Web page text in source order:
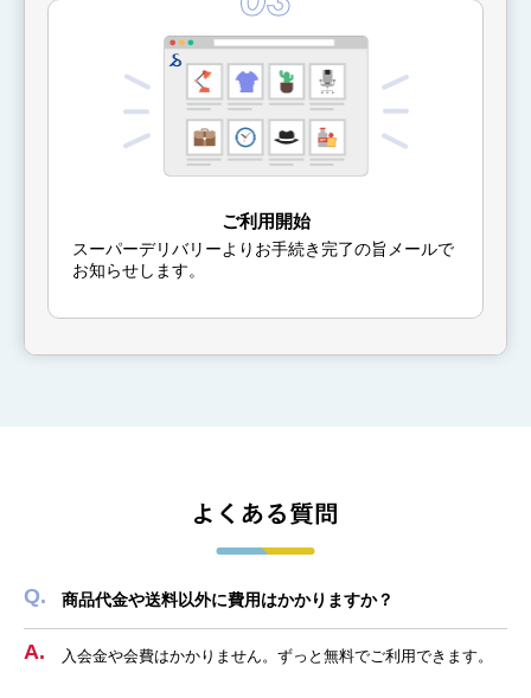
ご利用開始
スーパーデリバリーよりお手続き完了の旨メールで
お知らせします。
商品代金や送料以外に費用はかかりますか？
入会金や会費はかかりません。ずっと無料でご利用できます。